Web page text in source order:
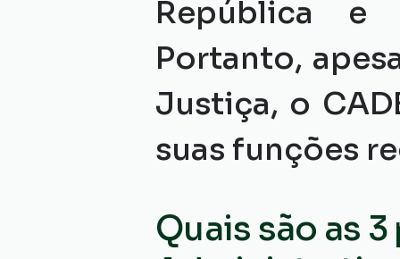
República e
Portanto,
Justiça, o
suas funções
Quais são as